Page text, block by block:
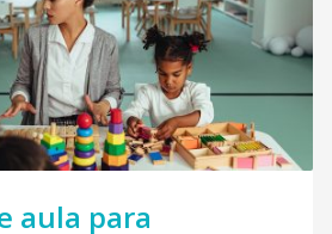
aula para